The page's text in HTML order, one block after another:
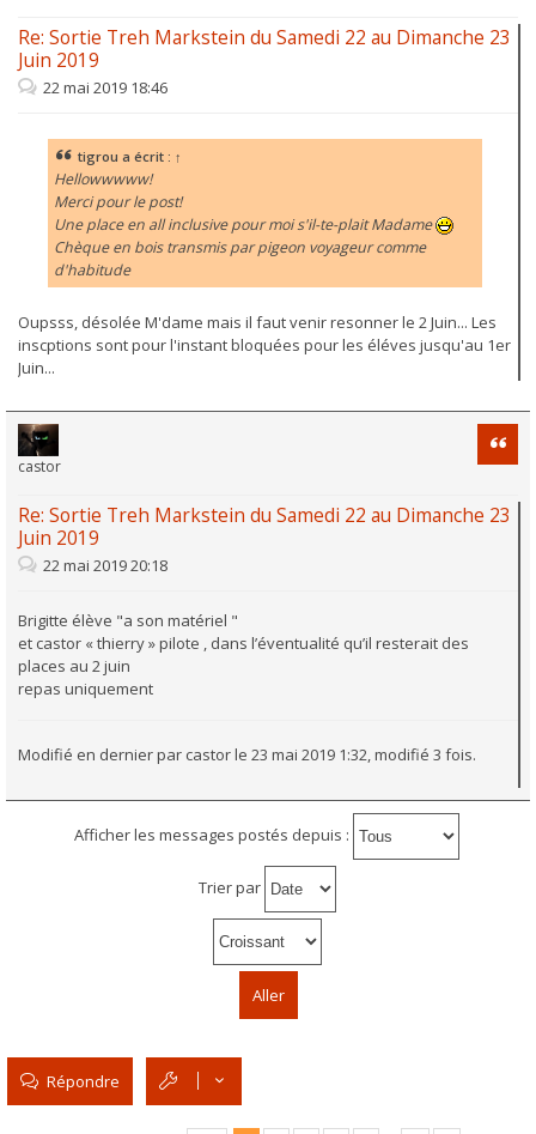
Re: Sortie Treh Markstein du Samedi 22 au Dimanche 23
Juin 2019
22 mai 2019 18:46
tigrou a écrit : ↑
Hellowwwww!
Merci pour le post!
Une place en all inclusive pour moi s'il-te-plait Madame
Chèque en bois transmis par pigeon voyageur comme
d'habitude
Oupsss, désolée M'dame mais il faut venir resonner le 2 Juin... Les
inscptions sont pour l'instant bloquées pour les éléves jusqu'au 1er
Juin...
castor
Re: Sortie Treh Markstein du Samedi 22 au Dimanche 23
Juin 2019
22 mai 2019 20:18
Brigitte élève "a son matériel "
et castor « thierry » pilote , dans l’éventualité qu’il resterait des
places au 2 juin
repas uniquement
Modifié en dernier par castorle 23 mai 2019 1:32, modifié 3 fois.
Afficher les messages postés depuis :
Trier par
Répondre